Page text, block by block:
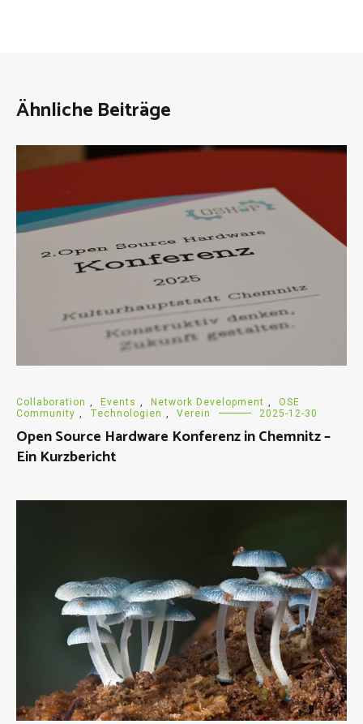
Ähnliche Beiträge
Collaboration Events Network Development
OSE
Community
Technologien Verein 2025-12-30
Open Source Hardware Konferenz in Chemnitz –
Ein Kurzbericht